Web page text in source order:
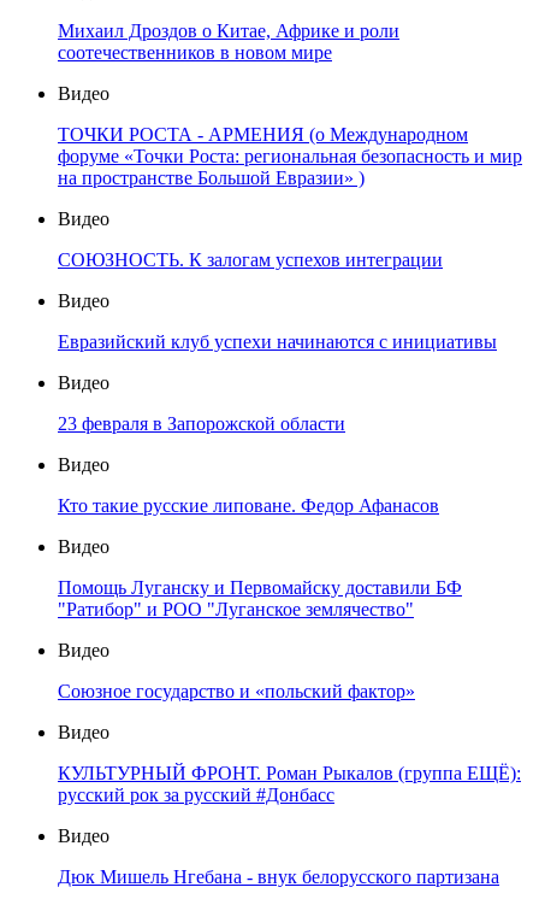
Михаил Дроздов о Китае, Африке и роли
соотечественников в новом мире
Видео
ТОЧКИ РОСТА - АРМЕНИЯ (о Международном
форуме «Точки Роста: региональная безопасность и мир
на пространстве Большой Евразии» )
Видео
СОЮЗНОСТЬ. К залогам успехов интеграции
Видео
Евразийский клуб успехи начинаются с инициативы
Видео
23 февраля в Запорожской области
Видео
Кто такие русские липоване. Федор Афанасов
Видео
Помощь Луганску и Первомайску доставили БФ
"Ратибор" и РОО "Луганское землячество"
Видео
Союзное государство и «польский фактор»
Видео
КУЛЬТУРНЫЙ ФРОНТ. Роман Рыкалов (группа ЕЩЁ):
русский рок за русский #Донбасс
Видео
Дюк Мишель Нгебана - внук белорусского партизана